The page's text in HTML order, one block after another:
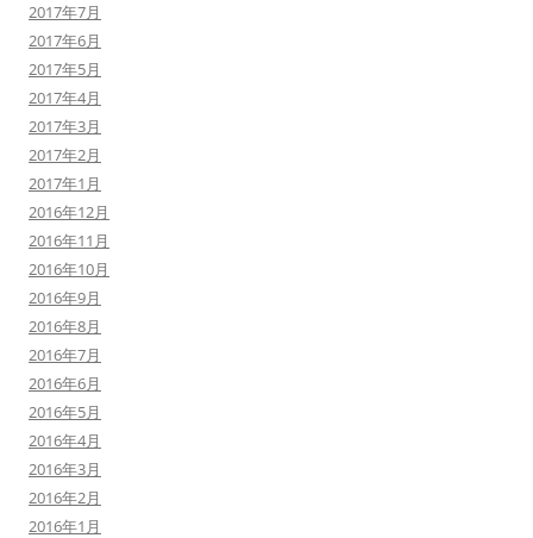
2017年7月
2017年6月
2017年5月
2017年4月
2017年3月
2017年2月
2017年1月
2016年12月
2016年11月
2016年10月
2016年9月
2016年8月
2016年7月
2016年6月
2016年5月
2016年4月
2016年3月
2016年2月
2016年1月